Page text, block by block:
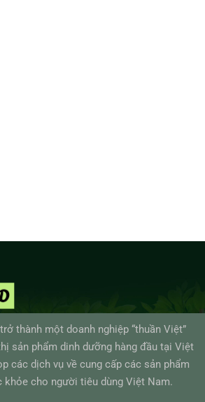
thành một doanh nghiệp “thuần Việt”
sản phẩm dinh dưỡng hàng đầu tại Việt
các dịch vụ về cung cấp các sản phẩm
khỏe cho người tiêu dùng Việt Nam.